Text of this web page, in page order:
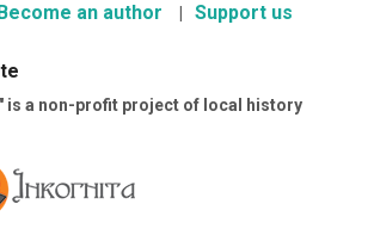
Become an author Support us
is a non-profit project of local history